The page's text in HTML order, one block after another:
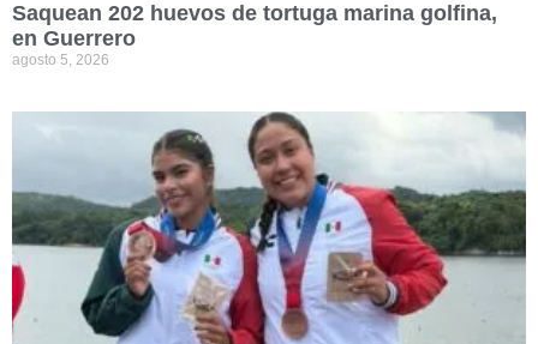
Saquean 202 huevos de tortuga marina golfina,
en Guerrero
agosto 5, 2026